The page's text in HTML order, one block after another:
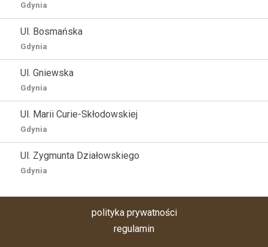
Gdynia
Ul. Bosmańska
Gdynia
Ul. Gniewska
Gdynia
Ul. Marii Curie-Skłodowskiej
Gdynia
Ul. Zygmunta Działowskiego
Gdynia
polityka prywatności
regulamin